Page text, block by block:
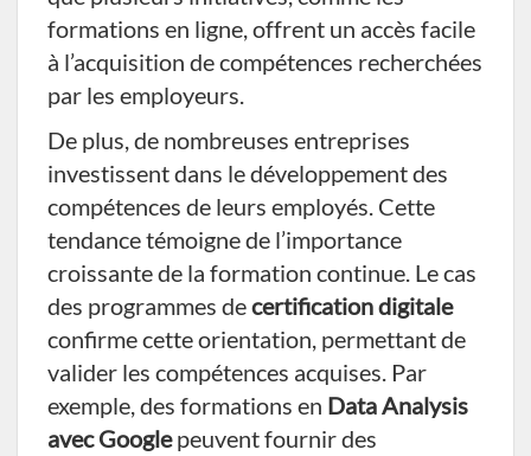
formations en ligne, offrent un accès facile
à l’acquisition de compétences recherchées
par les employeurs.
De plus, de nombreuses entreprises
investissent dans le développement des
compétences de leurs employés. Cette
tendance témoigne de l’importance
croissante de la formation continue. Le cas
des programmes decertification digitale
confirme cette orientation, permettant de
valider les compétences acquises. Par
exemple, des formations en Data Analysis
avec Googlepeuvent fournir des